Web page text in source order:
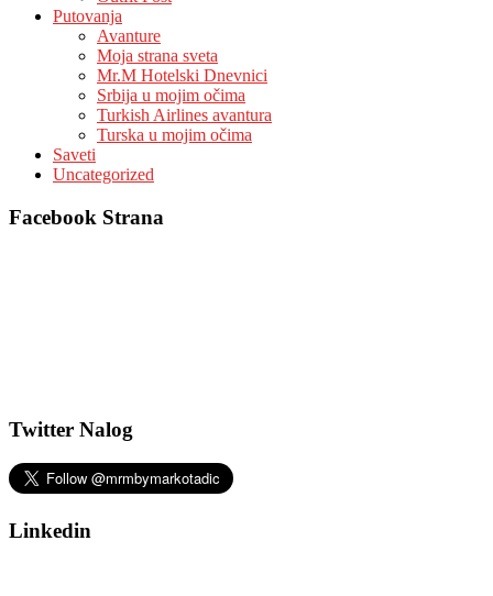
Putovanja
Avanture
Moja strana sveta
Mr.M Hotelski Dnevnici
Srbija u mojim očima
Turkish Airlines avantura
Turska u mojim očima
Saveti
Uncategorized
Facebook Strana
Twitter Nalog
Linkedin